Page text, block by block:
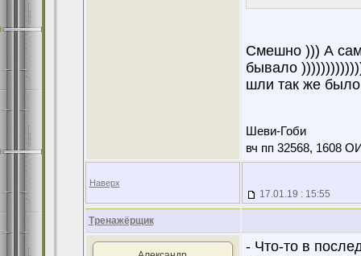
Смешно ))) А
бывало
шли так же
Шеви-Гоби
вч пп 32568, 1608
Наверх
17.01.19 : 15:55
Тренажёрщик
- Что-то в